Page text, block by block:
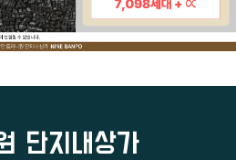
단지내상가